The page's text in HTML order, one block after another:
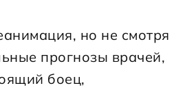
но не смотря
прогнозы врачей,
боец,